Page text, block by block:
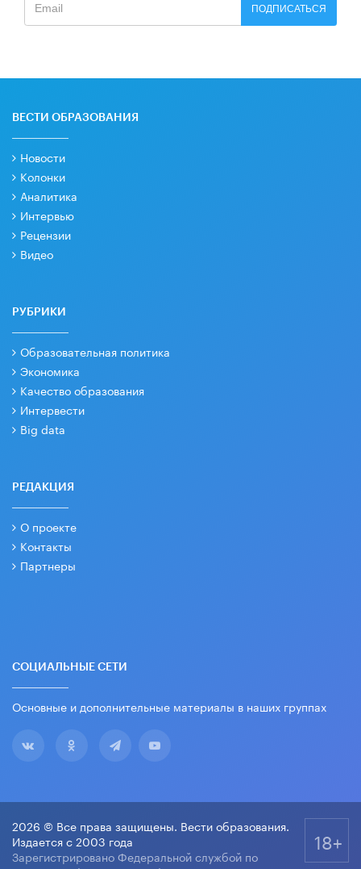
ПОДПИСАТЬСЯ
ВЕСТИ ОБРАЗОВАНИЯ
Новости
Колонки
Аналитика
Интервью
Рецензии
Видео
РУБРИКИ
Образовательная политика
Экономика
Качество образования
Интервести
Big data
РЕДАКЦИЯ
О проекте
Контакты
Партнеры
СОЦИАЛЬНЫЕ СЕТИ
Основные и дополнительные материалы в наших группах
2026 © Все права защищены. Вести образования.
Издается с 2003 года
Зарегистрировано Федеральной службой по
18+